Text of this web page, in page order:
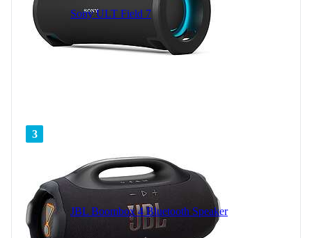
Sony ULT Field 7
3
JBL Boombox 4 Bluetooth Speaker